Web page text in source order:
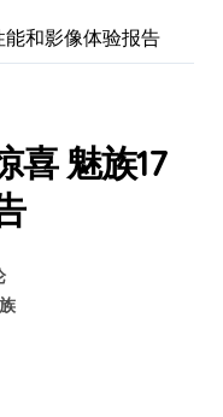
能和影像体验报告
喜 魅族17